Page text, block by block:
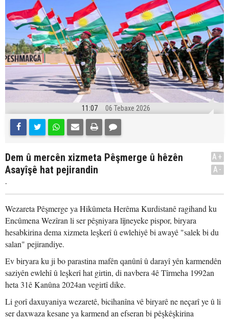
11:07 06 Tebaxe 2026
Dem û mercên xizmeta Pêşmerge û hêzên
Asayîşê hat pejirandin
.
A+
A-
Wezareta Pêşmerge ya Hikûmeta Herêma Kurdistanê ragihand ku
Encûmena Wezîran li ser pêşniyara lîjneyeke pispor, biryara
hesabkirina dema xizmeta leşkerî û ewlehiyê bi awayê "salek bi du
salan" pejirandiye.
Ev biryara ku ji bo parastina mafên qanûnî û darayî yên karmendên
saziyên ewlehî û leşkerî hat girtin, di navbera 4ê Tîrmeha 1992an
heta 31ê Kanûna 2024an vegirtî dike.
Li gorî daxuyaniya wezaretê, bicihanîna vê biryarê ne neçarî ye û li
ser daxwaza kesane ya karmend an efseran bi pêşkêşkirina